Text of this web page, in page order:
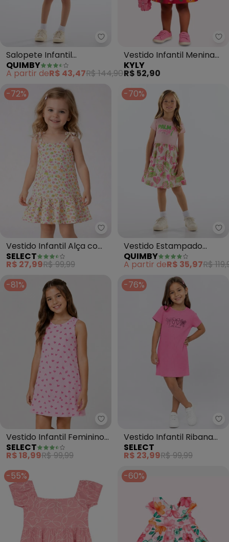
Quimby - Salopete Infantil
Salopete Infantil
Moletom (Rosa)
QUIMBY
A partir deR$ 43,47R$ 144,90
Vestido Infantil Menina
Flores (Rosa)
KYLY
R$ 52,90
-72%
Select - Vestido Infantil Alça
Vestido Infantil Alça com
Laço nas Pontas (Rosa)
SELECT
R$ 27,99R$ 99,99
-70%
Vestido Estampado
Cotton (Rosa)
QUIMBY
A partir deR$ 35,97R$
-81%
Select - Vestido Infantil
Vestido Infantil Feminino
Estampado (Rosa)
SELECT
R$ 18,99R$ 99,99
-76%
Vestido Infantil Ribana
Canelada e Estampa
(Rosa)
SELECT
R$ 23,99R$ 99,99
-55%
-60%